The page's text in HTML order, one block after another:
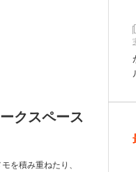
クスペース
を積み重ねたり、